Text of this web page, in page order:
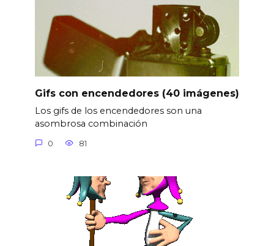
Gifs con encendedores (40 imágenes)
Los gifs de los encendedores son una
asombrosa combinación
0 81